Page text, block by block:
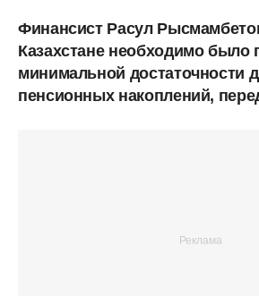
Финансист Расул
Казахстане необходимо было
минимальной достаточности
пенсионных накоплений,